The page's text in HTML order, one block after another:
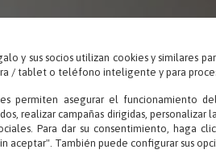
y sus socios utilizan cookies y similares
/ tablet o teléfono inteligente y para
permiten asegurar el funcionamiento
realizar campañas dirigidas,
Para dar su consentimiento, haga
aceptar". También puede configurar sus